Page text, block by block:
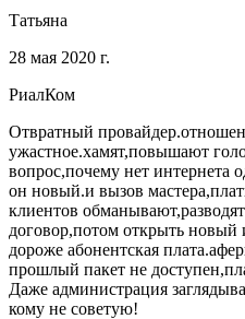
Татьяна
28 мая 2020 г.
РиалКом
Отвратный
ужастное.хамят,повышают
вопрос,почему нет интернета
он новый.и вызов
клиентов
договор,потом открыть новый
дороже абонентская
прошлый пакет не
Даже администрация
кому не советую!